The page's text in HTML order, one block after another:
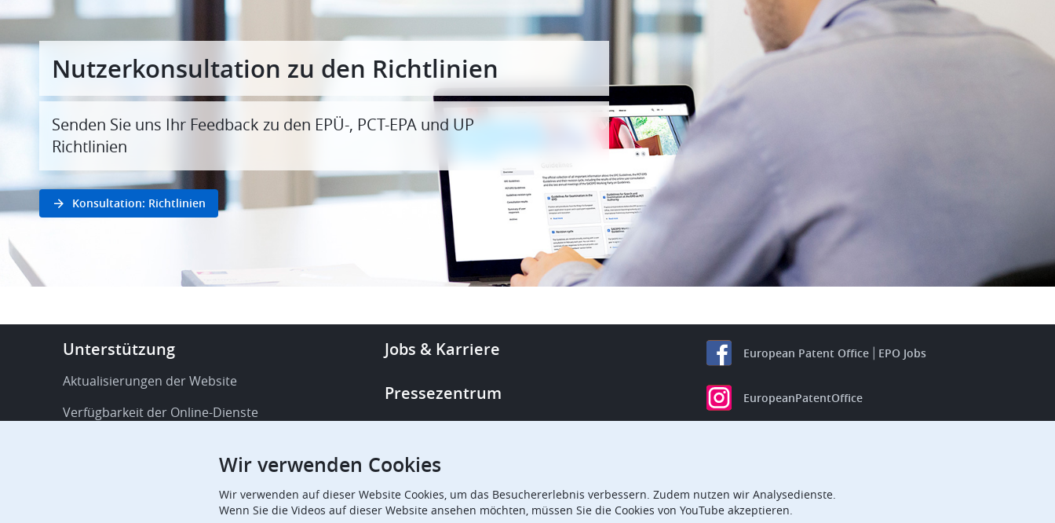
Nutzerkonsultation zu den Richtlinien
Senden Sie uns Ihr Feedback zu den EPÜ-, PCT-EPA und UP
Richtlinien
Konsultation: Richtlinien
Footer
Service
support
Unterstützung
Aktualisierungen der Website
Verfügbarkeit der Online-Dienste
Verfahrensbezogene Mitteilungen
Footer
links
Jobs & Karriere
Pressezentrum
European Patent Office EPO Jobs
EuropeanPatentOffice
EPOorg EPOjobs
Wir verwenden Cookies
Wir verwenden auf dieser Website Cookies, um das Besuchererlebnis verbessern. Zudem nutzen wir Analysedienste.
Wenn Sie die Videos auf dieser Website ansehen möchten, müssen Sie die Cookies von YouTube akzeptieren.